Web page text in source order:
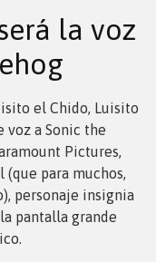
la voz
el Chido, Luisito
voz a Sonic the
Pictures,
para muchos,
personaje insignia
la pantalla grande